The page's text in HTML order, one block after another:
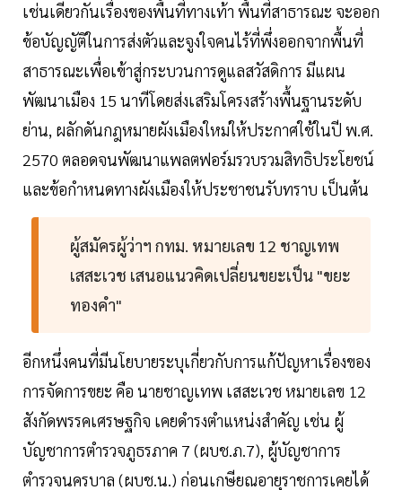
เช่นเดียวกันเรื่องของพื้นที่ทางเท้า พื้นที่สาธารณะ จะออก
ข้อบัญญัติในการส่งตัวและจูงใจคนไร้ที่พึ่งออกจากพื้นที่
สาธารณะเพื่อเข้าสู่กระบวนการดูแลสวัสดิการ มีแผน
พัฒนาเมือง 15 นาทีโดยส่งเสริมโครงสร้างพื้นฐานระดับ
ย่าน, ผลักดันกฎหมายผังเมืองใหม่ให้ประกาศใช้ในปี พ.ศ.
2570 ตลอดจนพัฒนาแพลตฟอร์มรวบรวมสิทธิประโยชน์
และข้อกำหนดทางผังเมืองให้ประชาชนรับทราบ เป็นต้น
ผู้สมัครผู้ว่าฯ กทม. หมายเลข 12 ชาญเทพ
เสสะเวช เสนอแนวคิดเปลี่ยนขยะเป็น "ขยะ
ทองคำ"
อีกหนึ่งคนที่มีนโยบายระบุเกี่ยวกับการแก้ปัญหาเรื่องของ
การจัดการขยะ คือ นายชาญเทพ เสสะเวช หมายเลข 12
สังกัดพรรคเศรษฐกิจ เคยดำรงตำแหน่งสำคัญ เช่น ผู้
บัญชาการตำรวจภูธรภาค 7 (ผบช.ภ.7), ผู้บัญชาการ
ตำรวจนครบาล (ผบช.น.) ก่อนเกษียณอายุราชการเคยได้